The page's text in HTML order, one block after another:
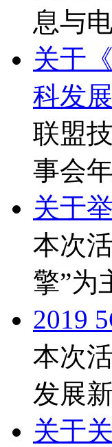
息与
关于
科发
联盟
事会
关于
本次
擎”为
2019
本次
发展
关于